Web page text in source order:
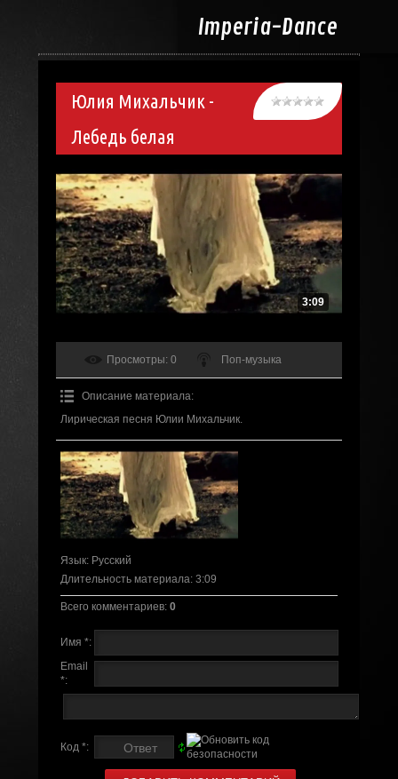
Imperia-Dance
Юлия Михальчик -
Лебедь белая
3:09
Просмотры: 0 Поп-музыка
Описание материала:
Лирическая песня Юлии Михальчик.
Язык: Русский
Длительность материала: 3:09
Всего комментариев: 0
Имя *:
Email
*:
Код *: